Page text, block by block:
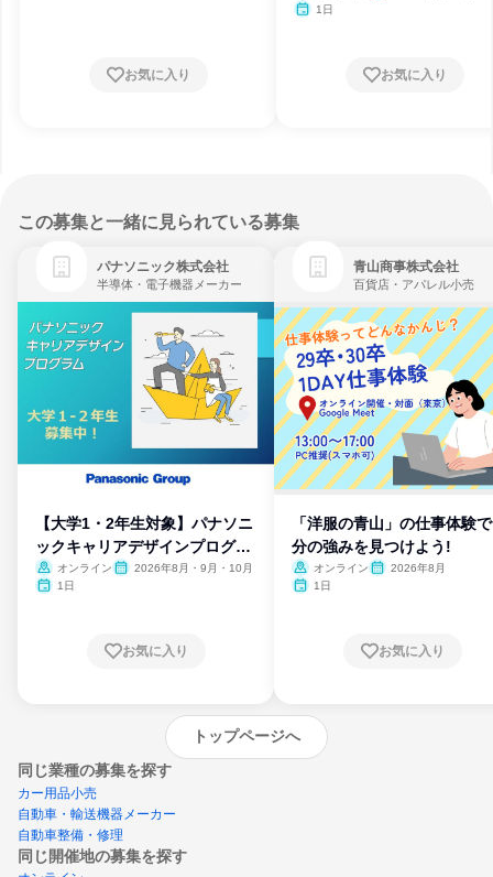
お気に入り
1日
お気に入り
この募集と一緒に見られている募集
パナソニック株式会社
半導体・電子機器メーカー
【大学1・2年生対象】パナソニ
ックキャリアデザインプログラ
ム
オンライン
2026年8月・9月・10月
1日
お気に入り
青山商事株式会社
百貨店・アパレル小売
「洋服の青山」の仕事体験
分の強みを見つけよう!
オンライン
2026年8月
1日
お気に入り
トップページへ
同じ業種の募集を探す
カー用品小売
自動車・輸送機器メーカー
自動車整備・修理
同じ開催地の募集を探す